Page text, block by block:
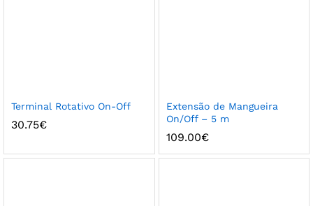
Terminal Rotativo On-Off
30.75€
Extensão de Mangueira
On/Off – 5 m
109.00€